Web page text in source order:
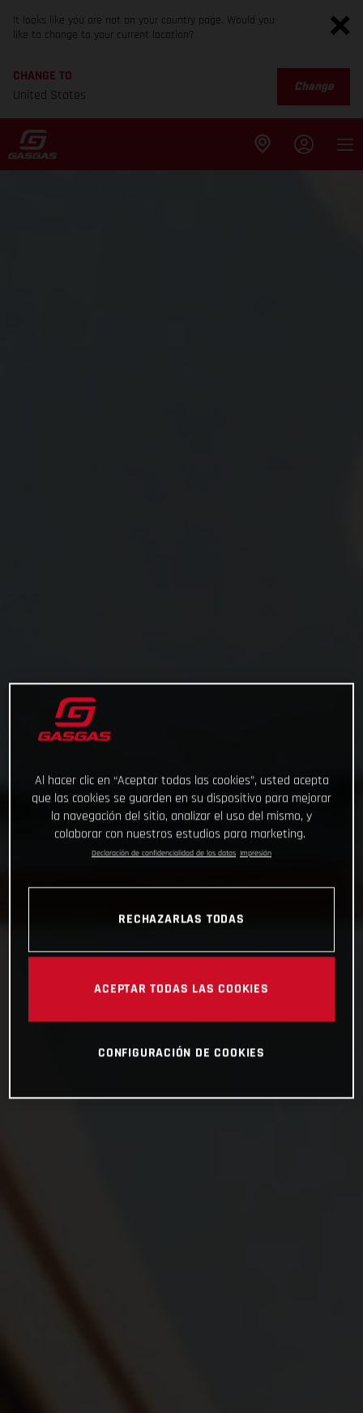
It looks like you are not on your country page. Would you
like to change to your current location?
CHANGE TO
United States
Change
Al hacer clic en “Aceptar todas las cookies”, usted acepta
que las cookies se guarden en su dispositivo para mejorar
la navegación del sitio, analizar el uso del mismo, y
colaborar con nuestros estudios para marketing.
Declaración de confidencialidad de los datos Impresión
RECHAZARLAS TODAS
ACEPTAR TODAS LAS COOKIES
CONFIGURACIÓN DE COOKIES